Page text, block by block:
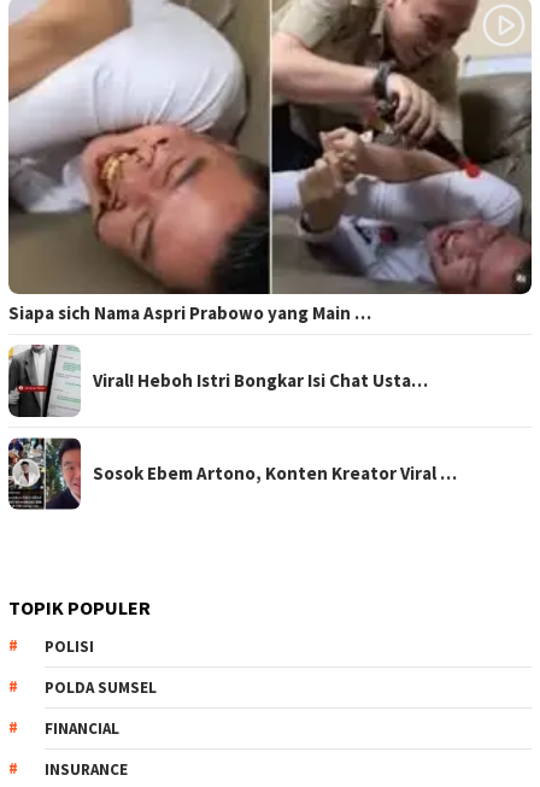
Siapa sich Nama Aspri Prabowo yang Main …
Viral! Heboh Istri Bongkar Isi Chat Usta…
Sosok Ebem Artono, Konten Kreator Viral …
TOPIK POPULER
POLISI
POLDA SUMSEL
FINANCIAL
INSURANCE